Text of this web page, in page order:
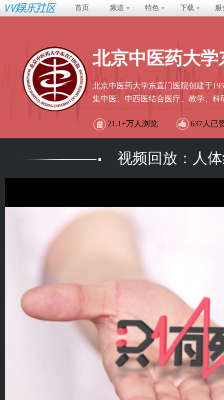
首页 频道 特色 下载 服
北京中医药大
北京中医药大学东直门医院创建于
集中医、中西医结合医疗、教学、
21.1+万人浏览 637 人已
视频回放：人